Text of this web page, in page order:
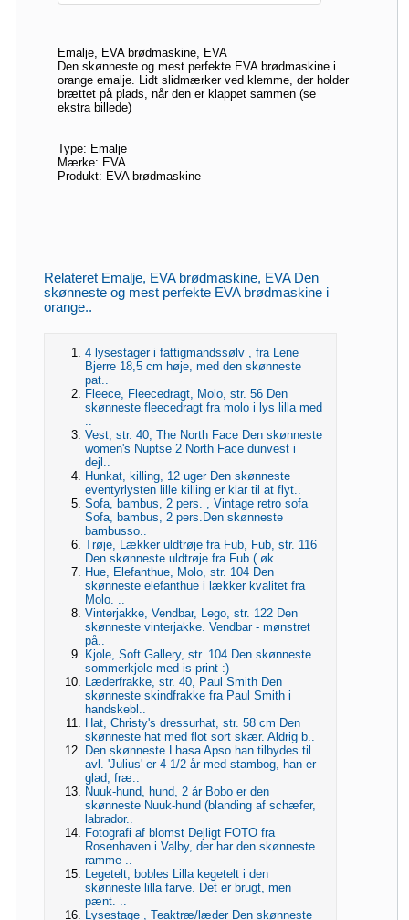
Emalje, EVA brødmaskine, EVA
Den skønneste og mest perfekte EVA brødmaskine i
orange emalje. Lidt slidmærker ved klemme, der holder
brættet på plads, når den er klappet sammen (se
ekstra billede)
Type: Emalje
Mærke: EVA
Produkt: EVA brødmaskine
Relateret Emalje, EVA brødmaskine, EVA Den
skønneste og mest perfekte EVA brødmaskine i
orange..
4 lysestager i fattigmandssølv , fra Lene
Bjerre 18,5 cm høje, med den skønneste
pat..
Fleece, Fleecedragt, Molo, str. 56 Den
skønneste fleecedragt fra molo i lys lilla med
Vest, str. 40, The North Face Den skønneste
women's Nuptse 2 North Face dunvest i
dejl..
Hunkat, killing, 12 uger Den skønneste
eventyrlysten lille killing er klar til at flyt..
Sofa, bambus, 2 pers. , Vintage retro sofa
Sofa, bambus, 2 pers.Den skønneste
bambusso..
Trøje, Lækker uldtrøje fra Fub, Fub, str. 116
Den skønneste uldtrøje fra Fub ( øk..
Hue, Elefanthue, Molo, str. 104 Den
skønneste elefanthue i lækker kvalitet fra
Molo. ..
Vinterjakke, Vendbar, Lego, str. 122 Den
skønneste vinterjakke. Vendbar - mønstret
på..
Kjole, Soft Gallery, str. 104 Den skønneste
sommerkjole med is-print :)
Læderfrakke, str. 40, Paul Smith Den
skønneste skindfrakke fra Paul Smith i
handskebl..
Hat, Christy's dressurhat, str. 58 cm Den
skønneste hat med flot sort skær. Aldrig b..
Den skønneste Lhasa Apso han tilbydes til
avl. 'Julius' er 4 1/2 år med stambog, han er
glad, fræ..
Nuuk-hund, hund, 2 år Bobo er den
skønneste Nuuk-hund (blanding af schæfer,
labrador..
Fotografi af blomst Dejligt FOTO fra
Rosenhaven i Valby, der har den skønneste
ramme ..
Legetelt, bobles Lilla kegetelt i den
skønneste lilla farve. Det er brugt, men
pænt. ..
Lysestage , Teaktræ/læder Den skønneste